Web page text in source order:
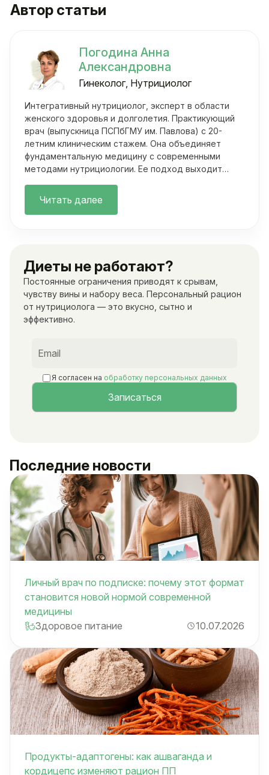
Автор статьи
Погодина Анна
Александровна
Гинеколог, Нутрициолог
Интегративный нутрициолог, эксперт в области
женского здоровья и долголетия. Практикующий
врач (выпускница ПСПбГМУ им. Павлова) с 20-
летним клиническим стажем. Она объединяет
фундаментальную медицину с современными
методами нутрициологии. Ее подход выходит
Читать далее
Диеты не работают?
Постоянные ограничения приводят к срывам,
чувству вины и набору веса. Персональный рацион
от нутрициолога — это вкусно, сытно и
эффективно.
Я согласен на обработку персональных данных
Последние новости
Личный врач по подписке: почему этот формат
становится новой нормой современной
медицины
Здоровое питание
10.07.2026
Продукты-адаптогены: как ашваганда и
кордицепс изменяют рацион ПП